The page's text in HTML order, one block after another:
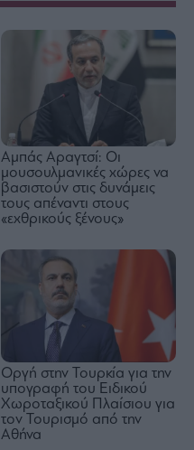
Αμπάς Αραγτσί: Οι
μουσουλμανικές χώρες να
βασιστούν στις δυνάμεις
τους απέναντι στους
«εχθρικούς ξένους»
Οργή στην Τουρκία για την
υπογραφή του Ειδικού
Χωροταξικού Πλαίσιου για
τον Τουρισμό από την
Αθήνα